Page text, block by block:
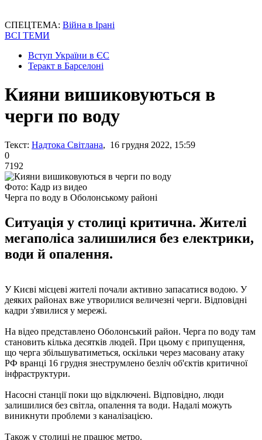
СПЕЦТЕМА: Війна в Ірані
ВСІ ТЕМИ
Вступ України в ЄС
Теракт в Барселоні
Кияни вишиковуються в
черги по воду
Текст: Надтока Світлана, 16 грудня 2022, 15:59
0
7192
Фото: Кадр из видео
Черга по воду в Оболонському районі
Ситуація у столиці критична. Жителі
мегаполіса залишилися без електрики,
води й опалення.
У Києві місцеві жителі почали активно запасатися водою. У
деяких районах вже утворилися величезні черги. Відповідні
кадри з'явилися у мережі.
На відео представлено Оболонський район. Черга по воду там
становить кілька десятків людей. При цьому є припущення,
що черга збільшуватиметься, оскільки через масовану атаку
РФ вранці 16 грудня знеструмлено безліч об'єктів критичної
інфраструктури.
Насосні станції поки що відключені. Відповідно, люди
залишилися без світла, опалення та води. Надалі можуть
виникнути проблеми з каналізацією.
Також у столиці не працює метро.